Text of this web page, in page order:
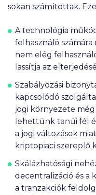
sokan számítottak.
A technológia
felhasználó
nem elég
lassítja az
Szabályozási
kapcsolódó
jogi környezete
lehettünk tanúi fél
a jogi változások
kriptopiaci szereplő
Skálázhatósági
decentralizáció és a
a tranzakciók